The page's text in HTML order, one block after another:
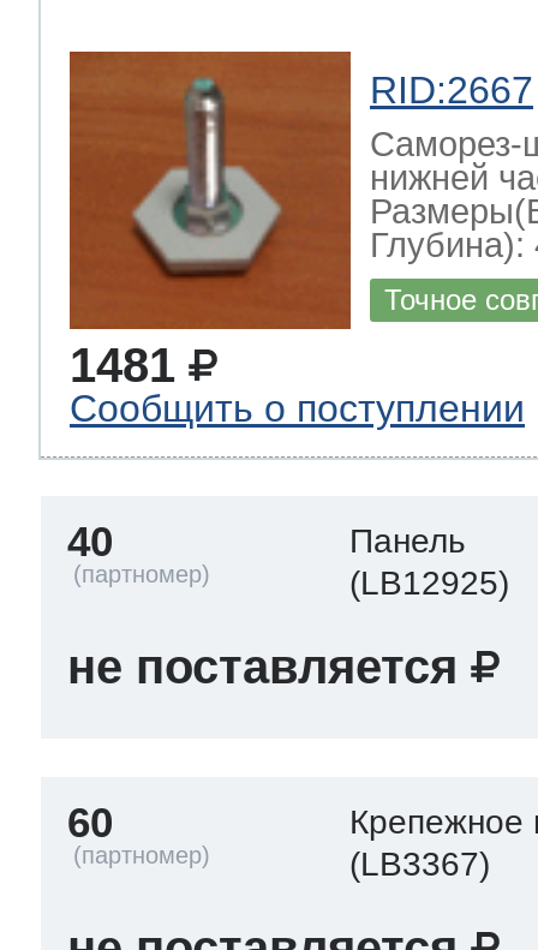
RID:2667
Саморез-
нижней
Глубина):
Точное
1481
Сообщить о поступлении
40
Панель
(LB12925)
не поставляется
60
Крепежное
(LB3367)